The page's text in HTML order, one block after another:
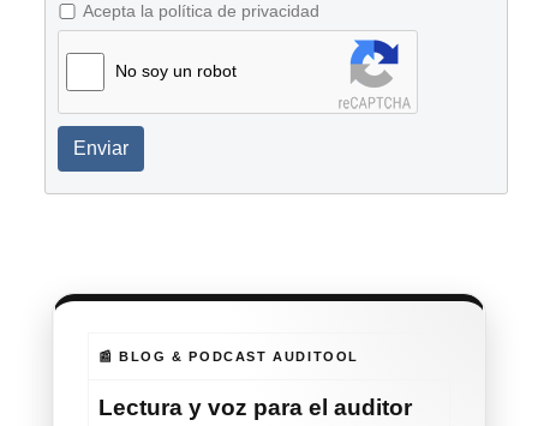
Acepta la política de privacidad
No soy un robot
Enviar
📰 BLOG & PODCAST AUDITOOL
Lectura y voz para el auditor